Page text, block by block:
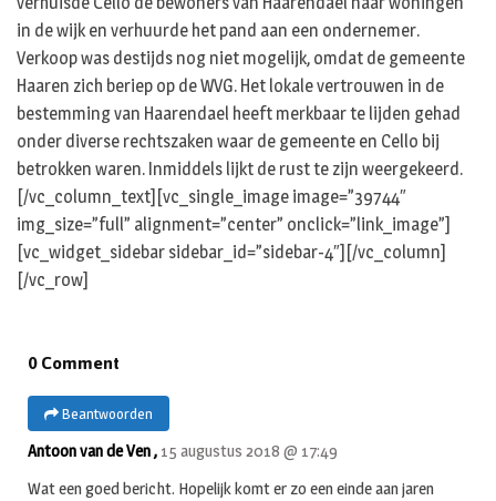
in de wijk en verhuurde het pand aan een ondernemer.
Verkoop was destijds nog niet mogelijk, omdat de gemeente
Haaren zich beriep op de WVG. Het lokale vertrouwen in de
bestemming van Haarendael heeft merkbaar te lijden gehad
onder diverse rechtszaken waar de gemeente en Cello bij
betrokken waren. Inmiddels lijkt de rust te zijn weergekeerd.
[/vc_column_text][vc_single_image image=”39744″
img_size=”full” alignment=”center” onclick=”link_image”]
[vc_widget_sidebar sidebar_id=”sidebar-4″][/vc_column]
[/vc_row]
0 Comment
Beantwoorden
Antoon van de Ven , 15 augustus 2018 @ 17:49
Wat een goed bericht. Hopelijk komt er zo een einde aan jaren